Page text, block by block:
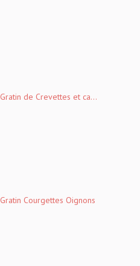
Gratin de Crevettes et ca...
Gratin Courgettes Oignons